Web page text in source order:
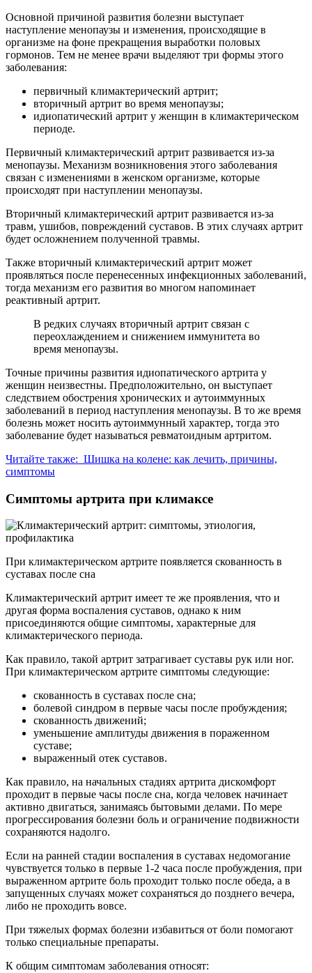
Основной причиной развития болезни выступает
наступление менопаузы и изменения, происходящие в
организме на фоне прекращения выработки половых
гормонов. Тем не менее врачи выделяют три формы этого
заболевания:
первичный климактерический артрит;
вторичный артрит во время менопаузы;
идиопатический артрит у женщин в климактерическом
периоде.
Первичный климактерический артрит развивается из-за
менопаузы. Механизм возникновения этого заболевания
связан с изменениями в женском организме, которые
происходят при наступлении менопаузы.
Вторичный климактерический артрит развивается из-за
травм, ушибов, повреждений суставов. В этих случаях артрит
будет осложнением полученной травмы.
Также вторичный климактерический артрит может
проявляться после перенесенных инфекционных заболеваний,
тогда механизм его развития во многом напоминает
реактивный артрит.
В редких случаях вторичный артрит связан с
переохлаждением и снижением иммунитета во
время менопаузы.
Точные причины развития идиопатического артрита у
женщин неизвестны. Предположительно, он выступает
следствием обострения хронических и аутоиммунных
заболеваний в период наступления менопаузы. В то же время
болезнь может носить аутоиммунный характер, тогда это
заболевание будет называться ревматоидным артритом.
Читайте также: Шишка на колене: как лечить, причины,
симптомы
Симптомы артрита при климаксе
При климактерическом артрите появляется скованность в
суставах после сна
Климактерический артрит имеет те же проявления, что и
другая форма воспаления суставов, однако к ним
присоединяются общие симптомы, характерные для
климактерического периода.
Как правило, такой артрит затрагивает суставы рук или ног.
При климактерическом артрите симптомы следующие:
скованность в суставах после сна;
болевой синдром в первые часы после пробуждения;
скованность движений;
уменьшение амплитуды движения в пораженном
суставе;
выраженный отек суставов.
Как правило, на начальных стадиях артрита дискомфорт
проходит в первые часы после сна, когда человек начинает
активно двигаться, занимаясь бытовыми делами. По мере
прогрессирования болезни боль и ограничение подвижности
сохраняются надолго.
Если на ранней стадии воспаления в суставах недомогание
чувствуется только в первые 1-2 часа после пробуждения, при
выраженном артрите боль проходит только после обеда, а в
запущенных случаях может сохраняться до позднего вечера,
либо не проходить вовсе.
При тяжелых формах болезни избавиться от боли помогают
только специальные препараты.
К общим симптомам заболевания относят: